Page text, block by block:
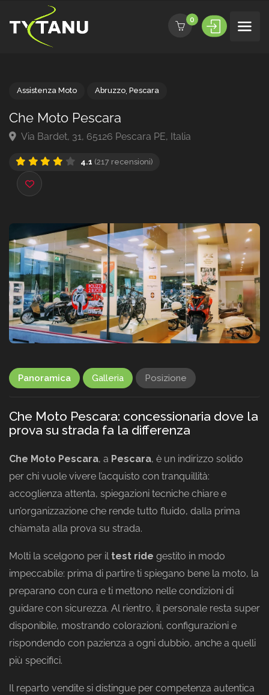
0
Che Moto Pescara
Panoramica Galleria Posizione
Che Moto Pescara: concessionaria dove la
prova su strada fa la differenza
Che Moto Pescara, a Pescara, è un indirizzo solido
per chi vuole vivere l’acquisto con tranquillità:
accoglienza attenta, spiegazioni tecniche chiare e
un’organizzazione che rende tutto fluido, dalla prima
chiamata alla prova su strada.
Molti la scelgono per il test ride gestito in modo
impeccabile: prima di partire ti spiegano bene la moto, la
preparano con cura e ti mettono nelle condizioni di
guidare con sicurezza. Al rientro, il personale resta super
disponibile, mostrando colorazioni, configurazioni e
rispondendo con pazienza a ogni dubbio, anche a quelli
più specifici.
Il reparto vendite si distingue per competenza autentica